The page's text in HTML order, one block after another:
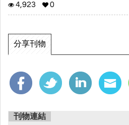
4,923
0
分享刊物
刊物連結